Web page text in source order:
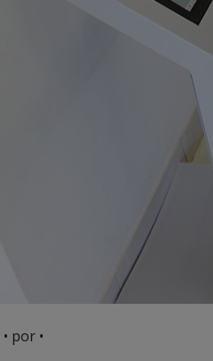
• por •